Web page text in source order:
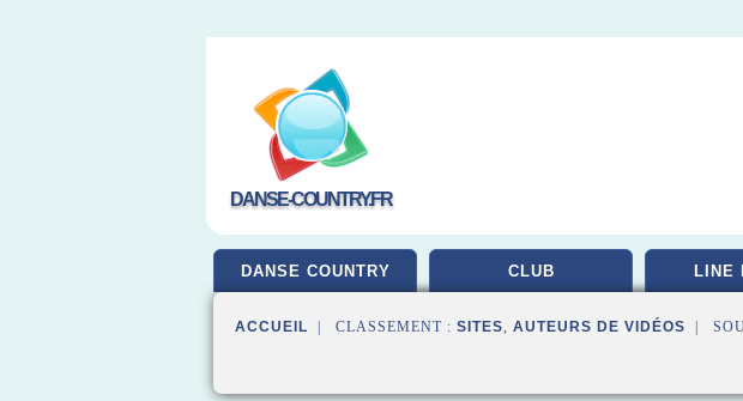
DANSE-COUNTRY.FR
DANSE COUNTRY CLUB LINE
ACCUEIL | CLASSEMENT : SITES, AUTEURS DE VIDÉOS |